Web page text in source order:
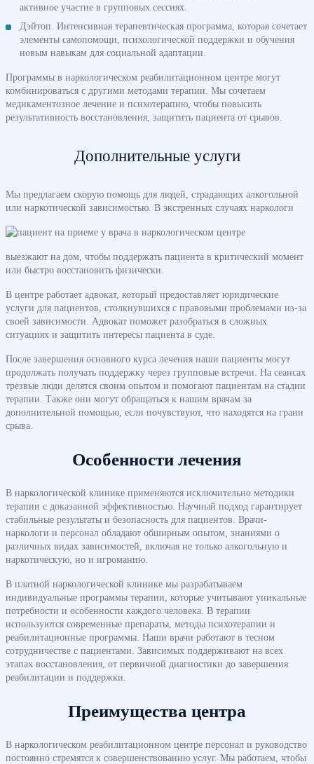
активное участие в групповых сессиях.
Дэйтоп. Интенсивная терапевтическая программа, которая сочетает
элементы самопомощи, психологической поддержки и обучения
новым навыкам для социальной адаптации.
Программы в наркологическом реабилитационном центре могут
комбинироваться с другими методами терапии. Мы сочетаем
медикаментозное лечение и психотерапию, чтобы повысить
результативность восстановления, защитить пациента от срывов.
Дополнительные услуги
Мы предлагаем скорую помощь для людей, страдающих алкогольной
или наркотической зависимостью. В экстренных случаях наркологи
выезжают на дом, чтобы поддержать пациента в критический момент
или быстро восстановить физически.
В центре работает адвокат, который предоставляет юридические
услуги для пациентов, столкнувшихся с правовыми проблемами из-за
своей зависимости. Адвокат поможет разобраться в сложных
ситуациях и защитить интересы пациента в суде.
После завершения основного курса лечения наши пациенты могут
продолжать получать поддержку через групповые встречи. На сеансах
трезвые люди делятся своим опытом и помогают пациентам на стадии
терапии. Также они могут обращаться к нашим врачам за
дополнительной помощью, если почувствуют, что находятся на грани
срыва.
Особенности лечения
В наркологической клинике применяются исключительно методики
терапии с доказанной эффективностью. Научный подход гарантирует
стабильные результаты и безопасность для пациентов. Врачи-
наркологи и персонал обладают обширным опытом, знаниями о
различных видах зависимостей, включая не только алкогольную и
наркотическую, но и игроманию.
В платной наркологической клинике мы разрабатываем
индивидуальные программы терапии, которые учитывают уникальные
потребности и особенности каждого человека. В терапии
используются современные препараты, методы психотерапии и
реабилитационные программы. Наши врачи работают в тесном
сотрудничестве с пациентами. Зависимых поддерживают на всех
этапах восстановления, от первичной диагностики до завершения
реабилитации и поддержки.
Преимущества центра
В наркологическом реабилитационном центре персонал и руководство
постоянно стремятся к совершенствованию услуг. Мы работаем, чтобы